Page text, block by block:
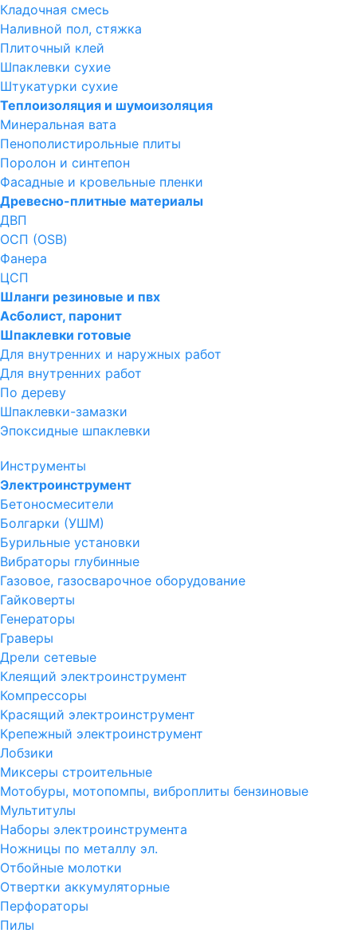
Кладочная смесь
Наливной пол, стяжка
Плиточный клей
Шпаклевки сухие
Штукатурки сухие
Теплоизоляция и шумоизоляция
Минеральная вата
Пенополистирольные плиты
Поролон и синтепон
Фасадные и кровельные пленки
Древесно-плитные материалы
ДВП
ОСП (OSB)
Фанера
ЦСП
Шланги резиновые и пвх
Асболист, паронит
Шпаклевки готовые
Для внутренних и наружных работ
Для внутренних работ
По дереву
Шпаклевки-замазки
Эпоксидные шпаклевки
Инструменты
Электроинструмент
Бетоносмесители
Болгарки (УШМ)
Бурильные установки
Вибраторы глубинные
Газовое, газосварочное оборудование
Гайковерты
Генераторы
Граверы
Дрели сетевые
Клеящий электроинструмент
Компрессоры
Красящий электроинструмент
Крепежный электроинструмент
Лобзики
Миксеры строительные
Мотобуры, мотопомпы, виброплиты бензиновые
Мультитулы
Наборы электроинструмента
Ножницы по металлу эл.
Отбойные молотки
Отвертки аккумуляторные
Перфораторы
Пилы